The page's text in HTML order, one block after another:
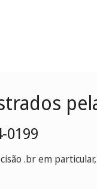
0199
.br em